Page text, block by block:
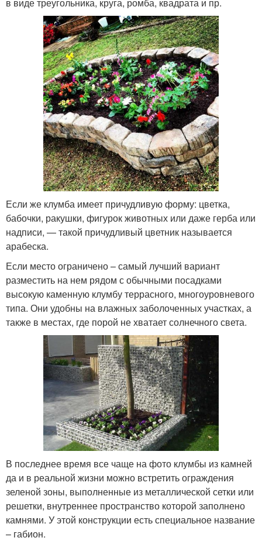
в виде треугольника, круга, ромба, квадрата и пр.
Если же клумба имеет причудливую форму: цветка,
бабочки, ракушки, фигурок животных или даже герба или
надписи, — такой причудливый цветник называется
арабеска.
Если место ограничено – самый лучший вариант
разместить на нем рядом с обычными посадками
высокую каменную клумбу террасного, многоуровневого
типа. Они удобны на влажных заболоченных участках, а
также в местах, где порой не хватает солнечного света.
В последнее время все чаще на фото клумбы из камней
да и в реальной жизни можно встретить ограждения
зеленой зоны, выполненные из металлической сетки или
решетки, внутреннее пространство которой заполнено
камнями. У этой конструкции есть специальное название
– габион.